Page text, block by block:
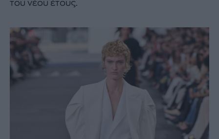
του νέου έτους.